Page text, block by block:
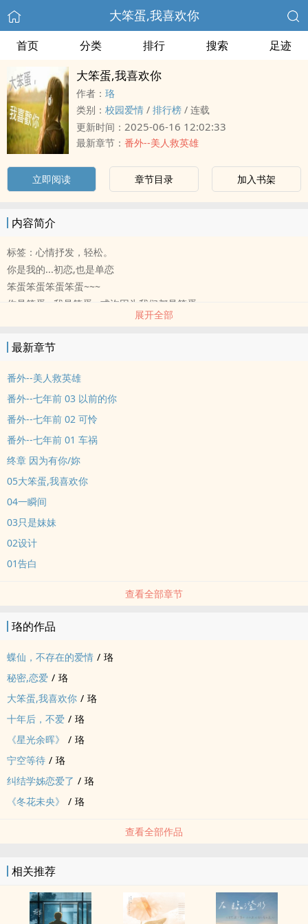
大笨蛋,我喜欢你
首页 分类 排行 搜索 足迹
大笨蛋,我喜欢你
作者： 珞
类别： 校园爱情 / 排行榜 / 连载
更新时间： 2025-06-16 12:02:33
最新章节： 番外--美人救英雄
立即阅读 章节目录 加入书架
内容简介
标签：心情抒发，轻松。
你是我的...初恋,也是单恋
笨蛋笨蛋笨蛋笨蛋~~~
你是笨蛋 , 我是笨蛋 , 或许因为我们都是笨蛋...
展开全部
最新章节
番外--美人救英雄
番外--七年前 03 以前的你
番外--七年前 02 可怜
番外--七年前 01 车祸
终章 因为有你/妳
05大笨蛋,我喜欢你
04一瞬间
03只是妹妹
02设计
01告白
查看全部章节
珞的作品
蝶仙，不存在的爱情 / 珞
秘密,恋爱 / 珞
大笨蛋,我喜欢你 / 珞
十年后，不爱 / 珞
《星光余晖》
/ 珞
宁空等待 / 珞
纠结学姊恋爱了 / 珞
《冬花未央》
/ 珞
查看全部作品
相关推荐